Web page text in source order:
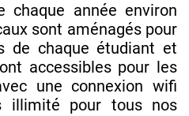
chaque année environ
sont aménagés pour
de chaque étudiant et
accessibles pour les
une connexion wifi
illimité pour tous nos